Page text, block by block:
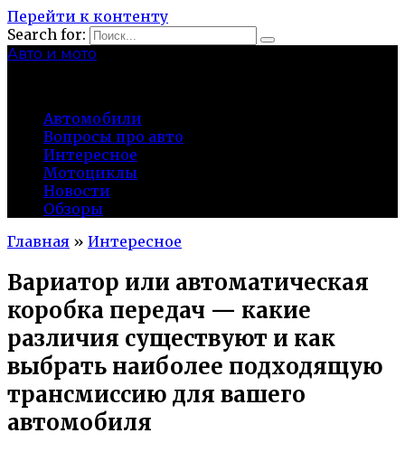
Перейти к контенту
Search for:
Авто и мото
Автомобили
Вопросы про авто
Интересное
Мотоциклы
Новости
Обзоры
Главная » Интересное
Вариатор или автоматическая
коробка передач — какие
различия существуют и как
выбрать наиболее подходящую
трансмиссию для вашего
автомобиля